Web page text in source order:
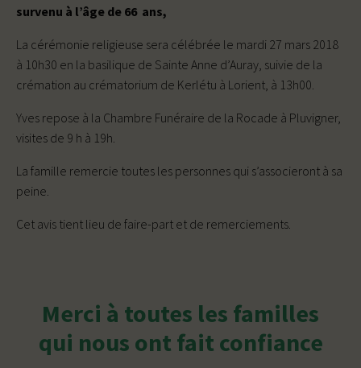
survenu à l’âge de 66 ans,
La cérémonie religieuse sera célébrée le mardi 27 mars 2018
à 10h30 en la basilique de Sainte Anne d’Auray, suivie de la
crémation au crématorium de Kerlétu à Lorient, à 13h00.
Yves repose à la Chambre Funéraire de la Rocade à Pluvigner,
visites de 9 h à 19h.
La famille remercie toutes les personnes qui s’associeront à sa
peine.
Cet avis tient lieu de faire-part et de remerciements.
Merci à toutes les familles
qui nous ont fait confiance